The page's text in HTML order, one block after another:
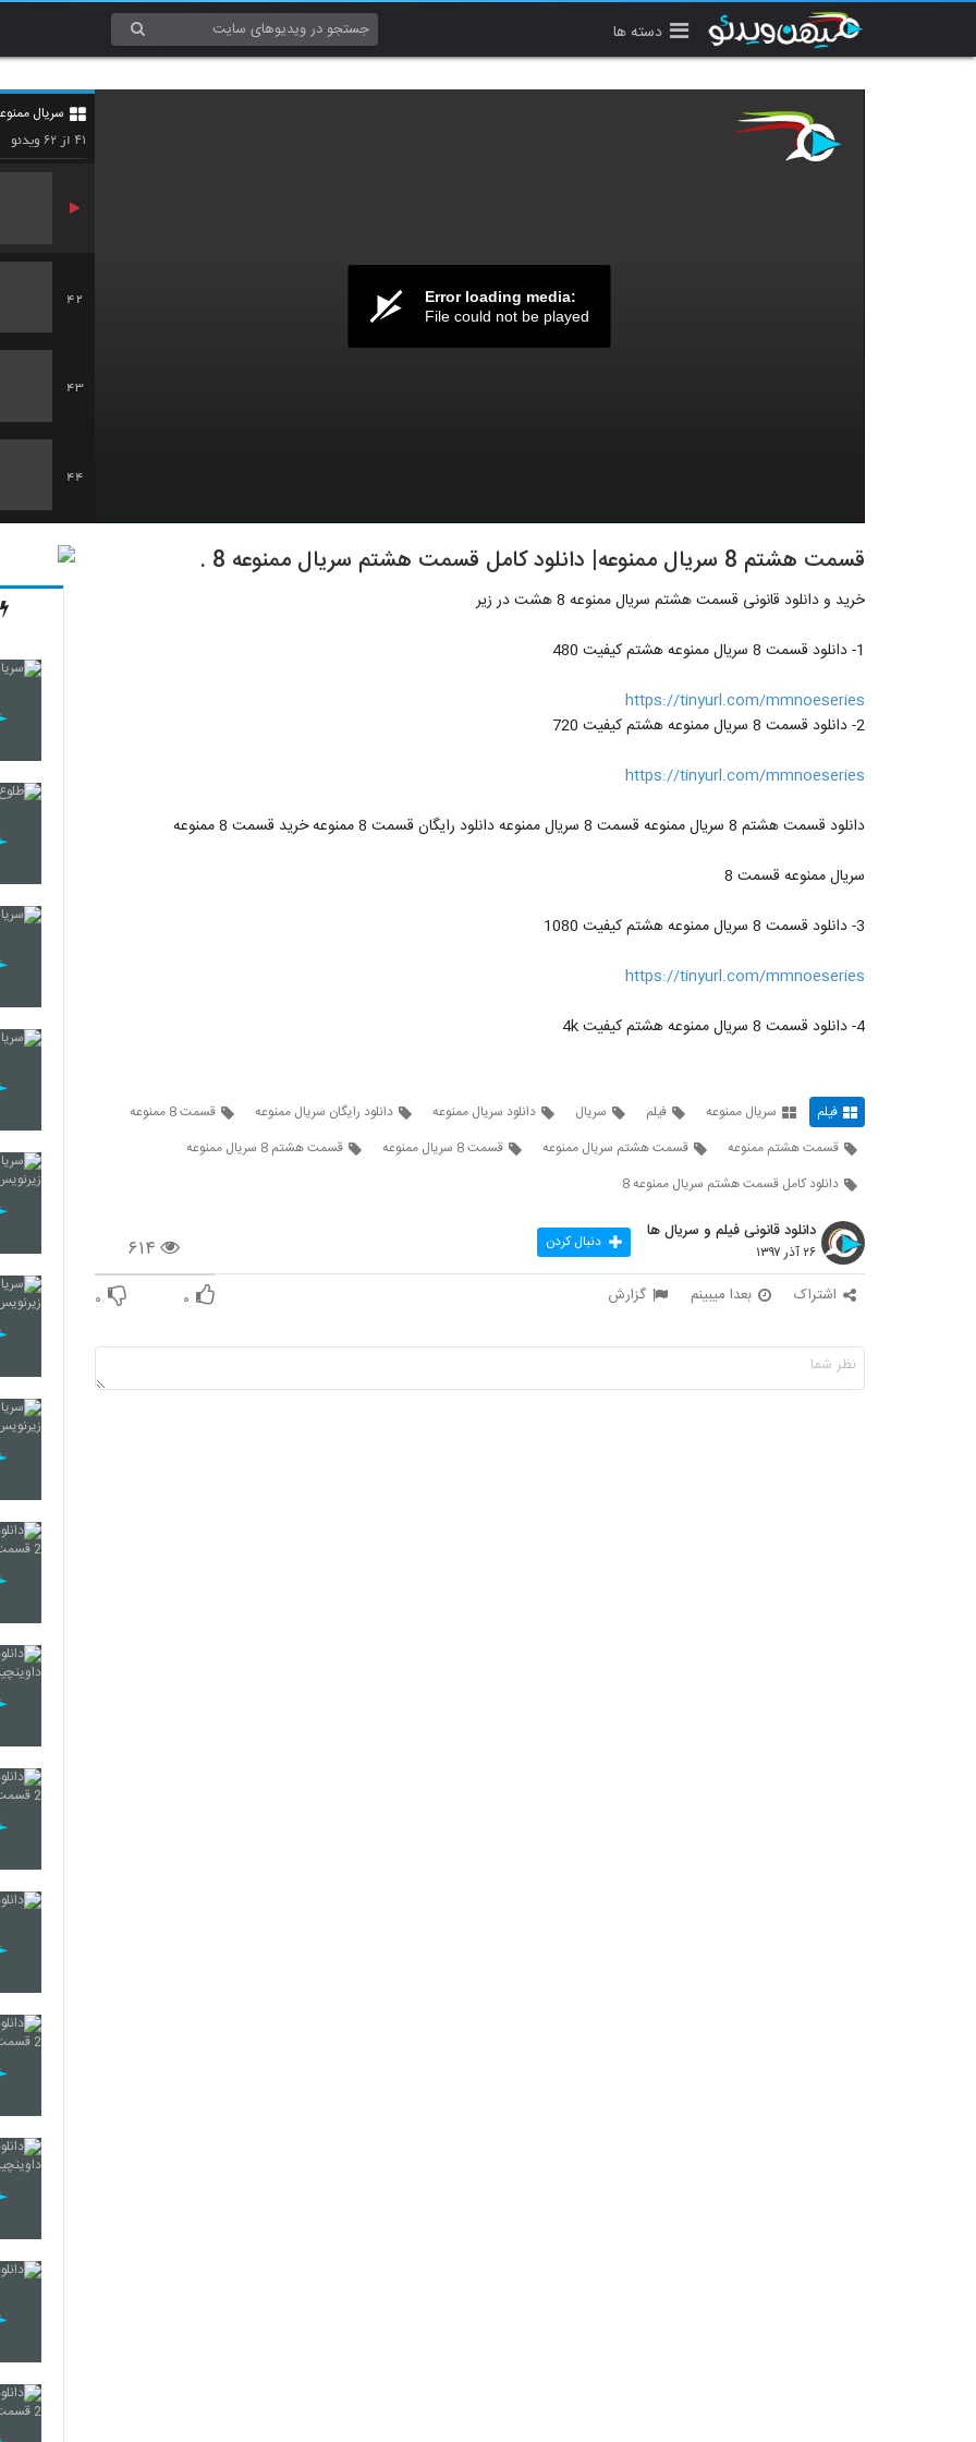
دسته ها
Error loading media:
File could not be played
سریال
۴۱ از ۶۲ویدئو
40
42
43
44
45 قسمت هشتم 8 سریال ممنوعه| دانلود کامل قسمت هشتم سریال ممنوعه 8 .
خرید و دانلود قانونی قسمت هشتم سریال ممنوعه 8 هشت در زیر
1- دانلود قسمت 8 سریال ممنوعه هشتم کیفیت 480
https://tinyurl.com/mmnoeseries
2- دانلود قسمت 8 سریال ممنوعه هشتم کیفیت 720
https://tinyurl.com/mmnoeseries
دانلود قسمت هشتم 8 سریال ممنوعه قسمت 8 سریال ممنوعه دانلود رایگان قسمت 8 ممنوعه خرید قسمت 8 ممنوعه
سریال ممنوعه قسمت 8
3- دانلود قسمت 8 سریال ممنوعه هشتم کیفیت 1080
https://tinyurl.com/mmnoeseries
4- دانلود قسمت 8 سریال ممنوعه هشتم کیفیت 4k
فیلم سریال ممنوعه فیلم سریال دانلود سریال ممنوعه دانلود رایگان سریال ممنوعه
قسمت 8 ممنوعه
قسمت هشتم ممنوعه
قسمت هشتم سریال ممنوعه قسمت 8 سریال ممنوعه
قسمت هشتم 8 سریال ممنوعه
دانلود کامل قسمت هشتم سریال ممنوعه 8
۶۱۴
دانلود قانونی فیلم و سریال ها
۲۶ آذر ۱۳۹۷ دنبال کردن
اشتراک بعدا میبینم گزارش ۰ ۰